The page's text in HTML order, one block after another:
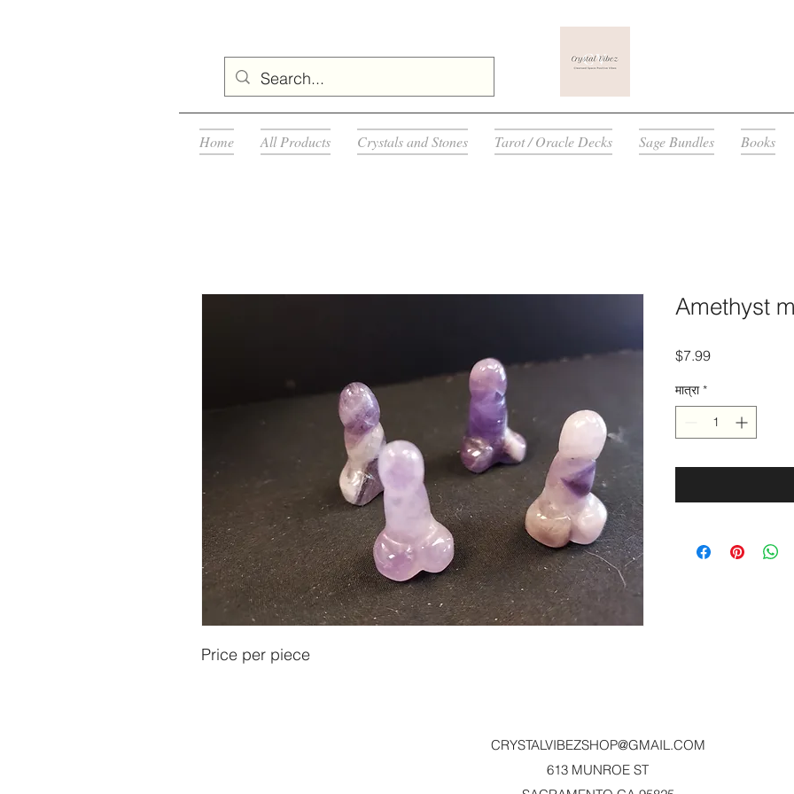
Home All Products Crystals and Stones Tarot / Oracle Decks Sage Bundles Books
Price per piece
Amethyst
$7.99मूल्य
मात्रा *
CRYSTALVIBEZSHOP@GMAIL.COM
613 MUNROE ST